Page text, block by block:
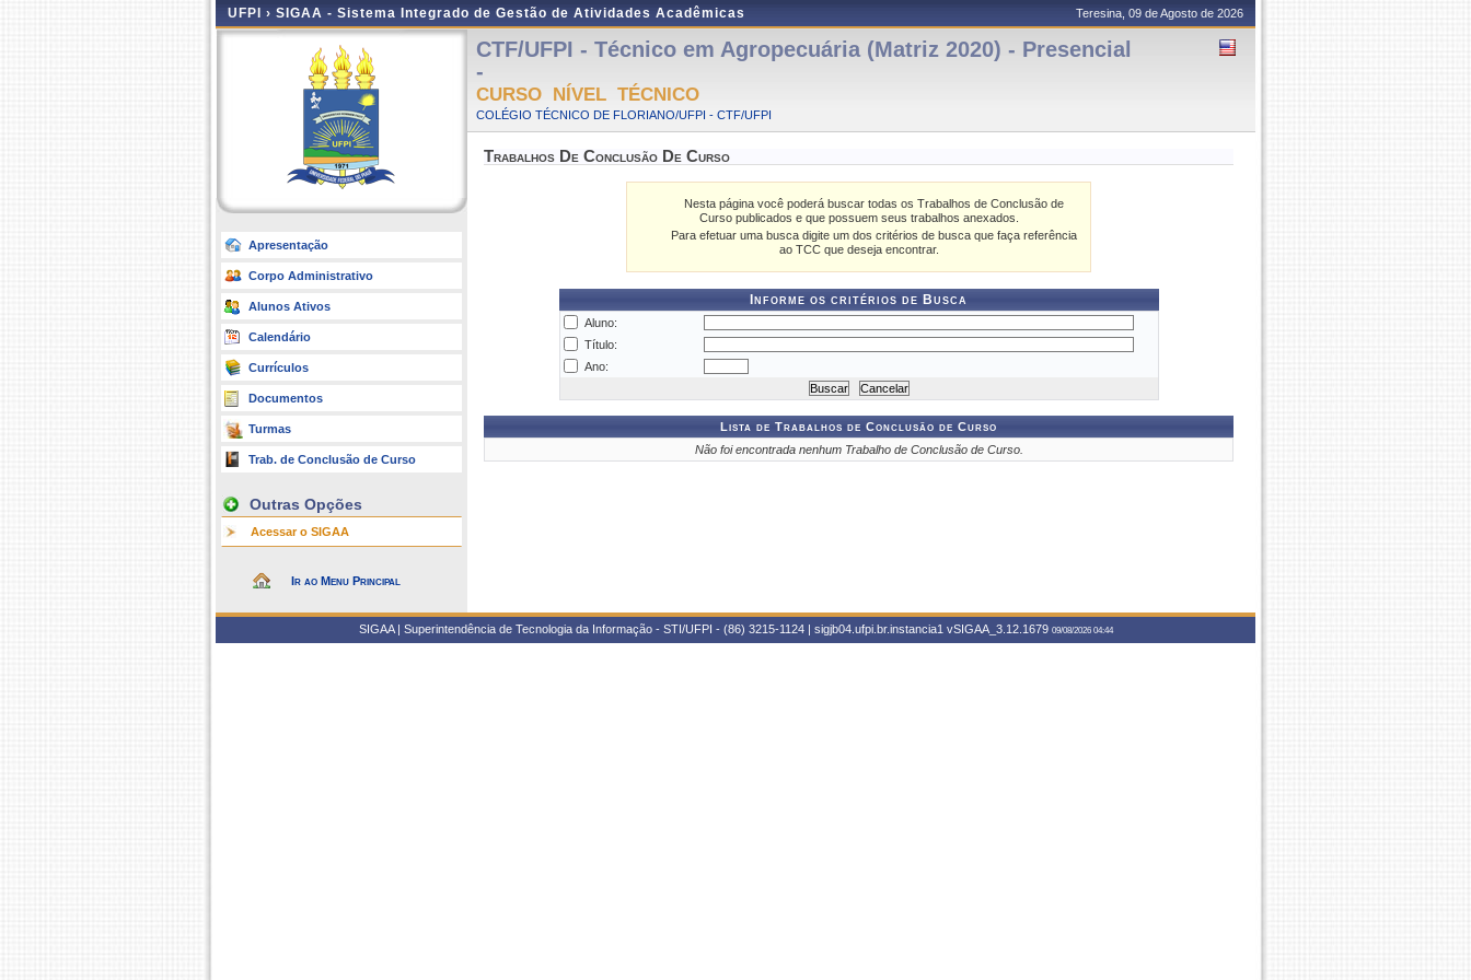
UFPI › SIGAA - Sistema Integrado de Gestão de Atividades Acadêmicas Teresina, 09 de Agosto de 2026
Apresentação
Corpo Administrativo
Alunos Ativos
Calendário
Currículos
Documentos
Turmas
Trab. de Conclusão de Curso
Outras Opções
Acessar o SIGAA
Ir ao Menu Principal
CTF/UFPI - Técnico em Agropecuária (Matriz 2020) - Presencial
-
CURSO NÍVEL TÉCNICO
COLÉGIO TÉCNICO DE FLORIANO/UFPI - CTF/UFPI
Trabalhos De Conclusão De Curso
Nesta página você poderá buscar todas os Trabalhos de Conclusão de
Curso publicados e que possuem seus trabalhos anexados.
Para efetuar uma busca digite um dos critérios de busca que faça referência
ao TCC que deseja encontrar.
Informe os critérios de Busca
Aluno:
Título:
Ano:
Lista de Trabalhos de Conclusão de Curso
Não foi encontrada nenhum Trabalho de Conclusão de Curso.
SIGAA | Superintendência de Tecnologia da Informação - STI/UFPI - (86) 3215-1124 | sigjb04.ufpi.br.instancia1 vSIGAA_3.12.1679 09/08/2026 04:44